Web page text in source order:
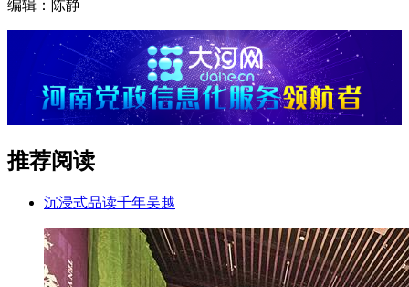
编辑：陈静
推荐阅读
沉浸式品读千年吴越